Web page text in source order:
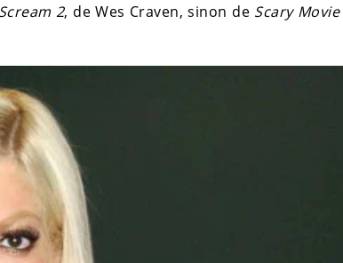
Scream 2, de Wes Craven, sinon de Scary